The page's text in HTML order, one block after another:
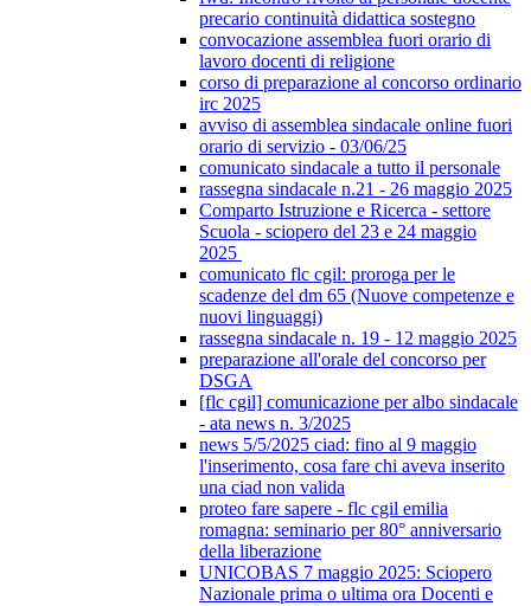
precario continuità didattica sostegno
convocazione assemblea fuori orario di
lavoro docenti di religione
corso di preparazione al concorso ordinario
irc 2025
avviso di assemblea sindacale online fuori
orario di servizio - 03/06/25
comunicato sindacale a tutto il personale
rassegna sindacale n.21 - 26 maggio 2025
Comparto Istruzione e Ricerca - settore
Scuola - sciopero del 23 e 24 maggio
2025
comunicato flc cgil: proroga per le
scadenze del dm 65 (Nuove competenze e
nuovi linguaggi)
rassegna sindacale n. 19 - 12 maggio 2025
preparazione all'orale del concorso per
DSGA
[flc cgil] comunicazione per albo sindacale
- ata news n. 3/2025
news 5/5/2025 ciad: fino al 9 maggio
l'inserimento, cosa fare chi aveva inserito
una ciad non valida
proteo fare sapere - flc cgil emilia
romagna: seminario per 80° anniversario
della liberazione
UNICOBAS 7 maggio 2025: Sciopero
Nazionale prima o ultima ora Docenti e